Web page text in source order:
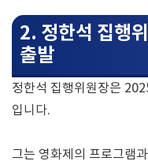
2. 정한석 집행
출발
정한석 집행위원장은
입니다.
그는 영화제의 프로그램